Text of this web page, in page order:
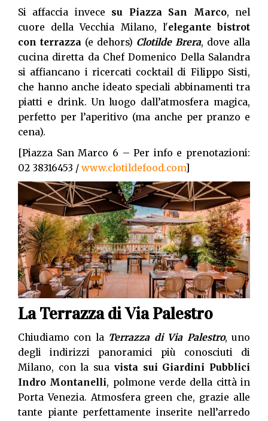
Si affaccia invece su Piazza San Marco, nel
cuore della Vecchia Milano, l'elegante bistrot
con terrazza (e dehors) Clotilde Brera, dove alla
cucina diretta da Chef Domenico Della Salandra
si affiancano i ricercati cocktail di Filippo Sisti,
che hanno anche ideato speciali abbinamenti tra
piatti e drink. Un luogo dall’atmosfera magica,
perfetto per l’aperitivo (ma anche per pranzo e
cena).
[Piazza San Marco 6 – Per info e prenotazioni:
02 38316453 / www.clotildefood.com]
La Terrazza di Via Palestro
Chiudiamo con la Terrazza di Via Palestro, uno
degli indirizzi panoramici più conosciuti di
Milano, con la sua vista sui Giardini Pubblici
Indro Montanelli, polmone verde della città in
Porta Venezia. Atmosfera green che, grazie alle
tante piante perfettamente inserite nell’arredo